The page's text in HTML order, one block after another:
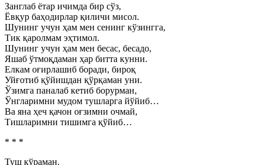
Занглаб ётар ичимда бир сўз,
Ёвқур баҳодирлар қиличи мисол.
Шунинг учун ҳам мен сенинг кўзингга,
Тик қаролмам эҳтимол.
Шунинг учун ҳам мен бесас, бесадо,
Яшаб ўтмоқдаман ҳар битта кунни.
Елкам оғирлашиб боради, бироқ
Уйғотиб қўйишдан қўрқаман уни.
Ўзимга паналаб кетиб борурман,
Ўнгларимни мудом тушларга йўйиб…
Ва яна ҳеч қачон оғзимни очмай,
Тишларимни тишимга қўйиб…
* * *
Туш кўраман.